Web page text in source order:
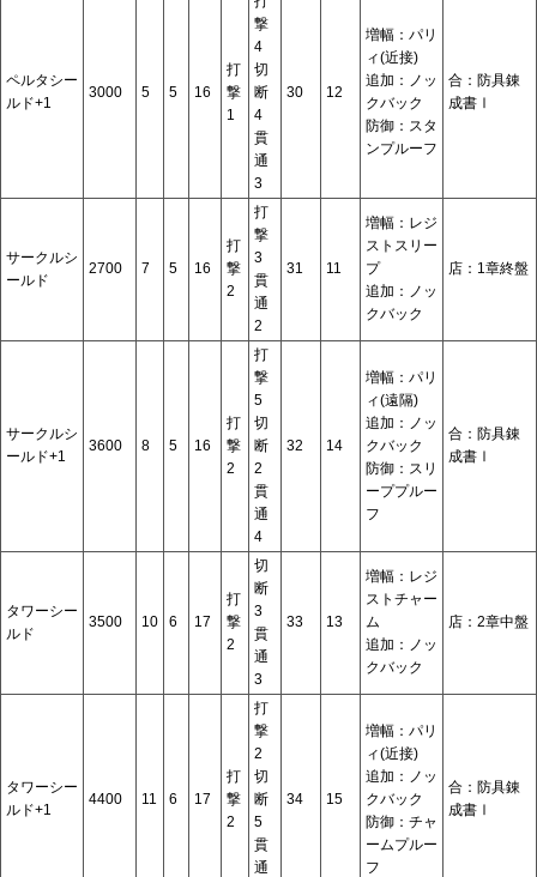
ペルタシー
ルド+1
3000 5 5 16
打
撃
1
撃
4
切
断
4
貫
通
3
30 12
増幅：パリ
ィ(近接)
追加：ノッ
クバック
防御：スタ
ンプルーフ
合：防具錬
成書Ⅰ
サークルシ
ールド
2700 7 5 16
打
撃
2
打
撃
3
貫
通
2
31 11
増幅：レジ
ストスリー
プ
追加：ノッ
クバック
店：1章終盤
サークルシ
ールド+1
3600 8 5 16
打
撃
2
打
撃
5
切
断
2
貫
通
4
32 14
増幅：パリ
ィ(遠隔)
追加：ノッ
クバック
防御：スリ
ーププルー
フ
合：防具錬
成書Ⅰ
タワーシー
ルド
3500 10 6 17
打
撃
2
切
断
3
貫
通
3
33 13
増幅：レジ
ストチャー
ム
追加：ノッ
クバック
店：2章中盤
タワーシー
ルド+1
4400 11 6 17
打
撃
2
打
撃
2
切
断
5
貫
通
34 15
増幅：パリ
ィ(近接)
追加：ノッ
クバック
防御：チャ
ームプルー
フ
合：防具錬
成書Ⅰ